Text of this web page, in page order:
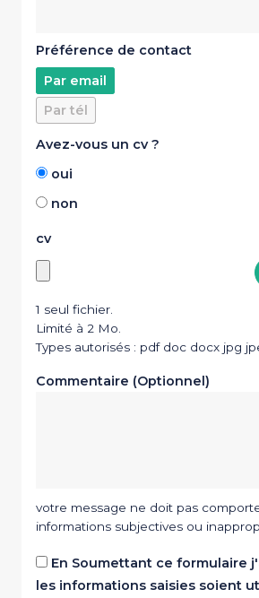
Préférence de contact
Par email
Par tél
Avez-vous un cv ?
oui
non
cv
1 seul fichier.
Limité à 2 Mo.
Types autorisés : pdf doc docx jpg
Commentaire (Optionnel)
votre message ne doit pas
informations subjectives ou
En Soumettant ce formulaire
les informations saisies soient